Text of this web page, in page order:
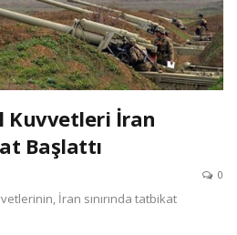
Kuvvetleri İran
Başlattı
0
İran sınırında tatbikat